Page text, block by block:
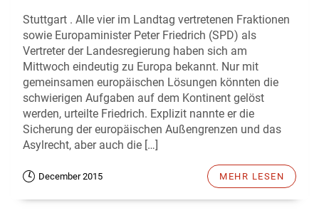
Stuttgart . Alle vier im Landtag vertretenen Fraktionen
sowie Europaminister Peter Friedrich (SPD) als
Vertreter der Landesregierung haben sich am
Mittwoch eindeutig zu Europa bekannt. Nur mit
gemeinsamen europäischen Lösungen könnten die
schwierigen Aufgaben auf dem Kontinent gelöst
werden, urteilte Friedrich. Explizit nannte er die
Sicherung der europäischen Außengrenzen und das
Asylrecht, aber auch die […]
December 2015 MEHR LESEN